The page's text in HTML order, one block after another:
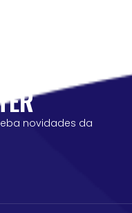
novidades da